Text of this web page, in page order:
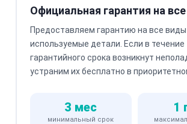
Официальная гарантия на
Предоставляем гарантию на все
используемые детали. Если в течение
гарантийного срока возникнут
устраним их бесплатно в
3 мес
минимальный срок
1